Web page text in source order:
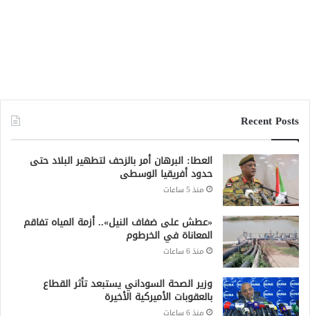
للدعم السريع بشمال كردفان
لجنة تبادل المحتجزين مع «الدعم السريع» تباشر
مهامها
منذ 16 ساعة
جميع الحقوق محفوظة لشبكة صقر الجديان الإخبارية 2021